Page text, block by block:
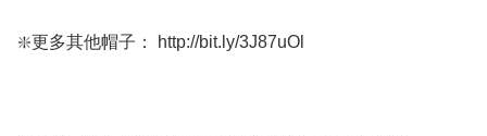
❇️更多其他帽子： http://bit.ly/3J87uOl